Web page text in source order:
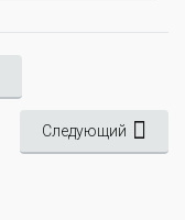
Следующий